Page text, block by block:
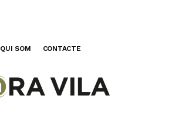
QUI SOM CONTACTE